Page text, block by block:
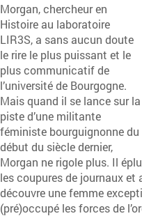
Morgan, chercheur en
Histoire au laboratoire
LIR3S, a sans aucun doute
le rire le plus puissant et le
plus communicatif de
l’université de Bourgogne.
Mais quand il se lance sur la
piste d’une militante
féministe bourguignonne du
début du siècle dernier,
Morgan ne rigole plus. Il
les coupures de journaux
découvre une femme
(pré)occupé les forces de